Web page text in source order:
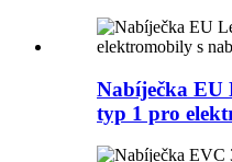
Nabíječka EU
typ 1 pro